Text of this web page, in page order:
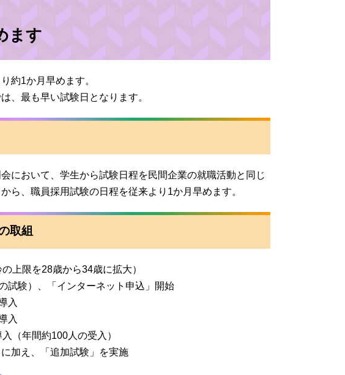
ます
約1か月早めます。
、最も早い試験日となります。
において、学生から試験日程を民間企業の就職活動と同じ
ら、職員採用試験の日程を従来より1か月早めます。
取組
上限を28歳から34歳に拡大）
試験）、「インターネット申込」開始
入
入
（年間約100人の受入）
加え、「追加試験」を実施